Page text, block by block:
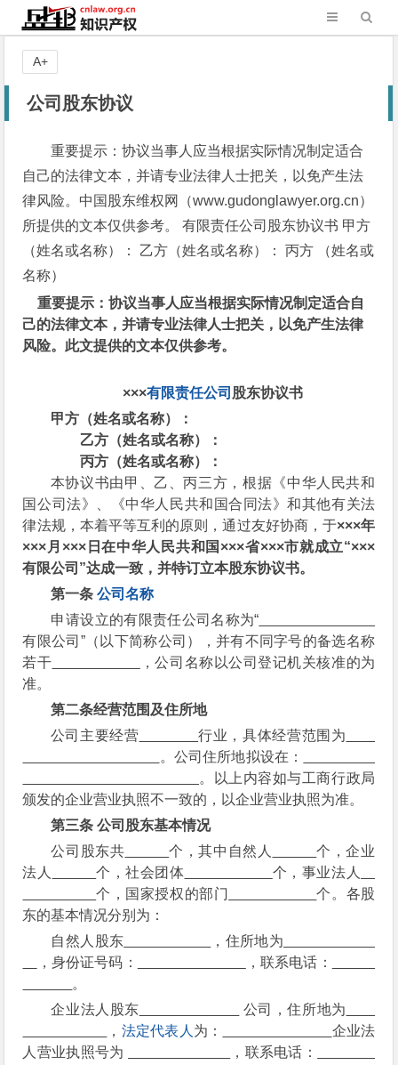
公司股东协议
重要提示：协议当事人应当根据实际情况制定适合
自己的法律文本，并请专业法律人士把关，以免产生法
律风险。中国股东维权网（www.gudonglawyer.org.cn）
所提供的文本仅供参考。 有限责任公司股东协议书 甲方
（姓名或名称）： 乙方（姓名或名称）： 丙方 （姓名或
名称）
重要提示：协议当事人应当根据实际情况制定适合自
己的法律文本，并请专业法律人士把关，以免产生法律
风险。此文提供的文本仅供参考。
×××有限责任公司 股东协议书
甲方（姓名或名称）：
乙方（姓名或名称）：
丙方（姓名或名称）：
本协议书由甲、乙、丙三方，根据《中华人民共和
国公司法》、《中华人民共和国合同法》和其他有关法
律法规，本着平等互利的原则，通过友好协商，于×××年
×××月 ×××日在中华人民共和国 ×××省×××市就成立“×××
有限公司”达成一致，并特订立本股东协议书。
第一条公司名称
申请设立的有限责任公司名称为“
有限公司”（以下简称公司），并有不同字号的备选名称
若干
，公司名称以公司登记机关核准的为
准。
第二条经营范围及住所地
公司主要经营
行业，具体经营范围为
。公司住所地拟设在：
。以上内容如与工商行政局
颁发的企业营业执照不一致的，以企业营业执照为准。
第三条 公司股东基本情况
公司股东共
个，其中自然人
个，企业
法人
个，社会团体
个，事业法人
个，国家授权的部门
个。各股
东的基本情况分别为：
自然人股东
，住所地为
，身份证号码：
，联系电话：
。
企业法人股东
公司，住所地为
， 法定代表人 为：
企业法
人营业执照号为
，联系电话：
A+